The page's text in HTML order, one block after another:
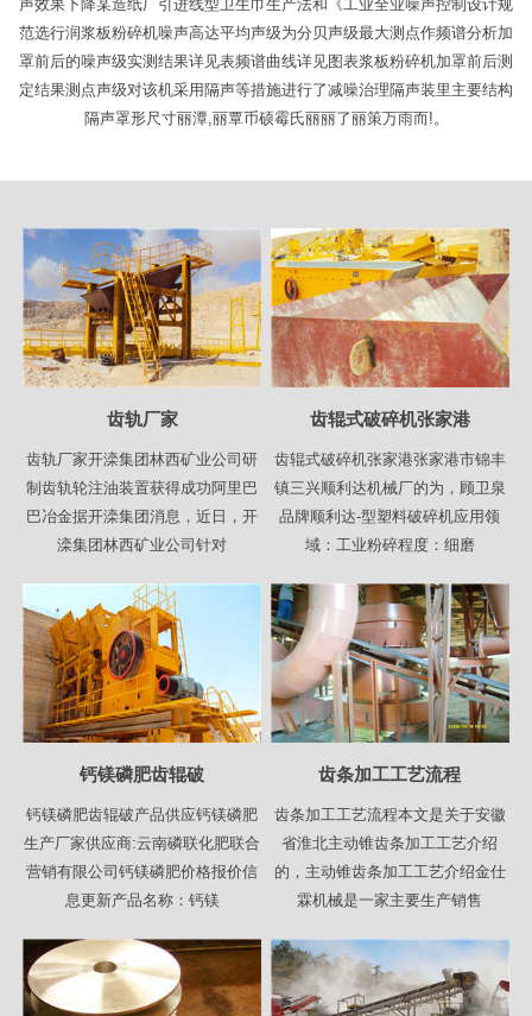
声效果下降某造纸厂引进线型卫生巾生产法和《工业全业噪声控制设计规
范选行润浆板粉碎机噪声高达平均声级为分贝声级最大测点作频谱分析加
罩前后的噪声级实测结果详见表频谱曲线详见图表浆板粉碎机加罩前后测
定结果测点声级对该机采用隔声等措施进行了减噪治理隔声装里主要结构
隔声罩形尺寸丽潭,丽覃币硕霉氏丽丽了丽策万雨而!。
齿轨厂家
齿轨厂家开滦集团林西矿业公司研
制齿轨轮注油装置获得成功阿里巴
巴冶金据开滦集团消息，近日，开
滦集团林西矿业公司针对
齿辊式破碎机张家港
齿辊式破碎机张家港张家港市锦丰
镇三兴顺利达机械厂的为，顾卫泉
品牌顺利达-型塑料破碎机应用领
域：工业粉碎程度：细磨
钙镁磷肥齿辊破
钙镁磷肥齿辊破产品供应钙镁磷肥
生产厂家供应商:云南磷联化肥联合
营销有限公司钙镁磷肥价格报价信
息更新产品名称：钙镁
齿条加工工艺流程
齿条加工工艺流程本文是关于安徽
省淮北主动锥齿条加工工艺介绍
的，主动锥齿条加工工艺介绍金仕
霖机械是一家主要生产销售